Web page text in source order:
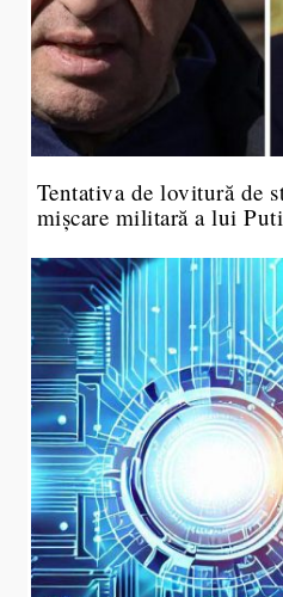
Tentativa de lovitură de
mișcare militară a lui